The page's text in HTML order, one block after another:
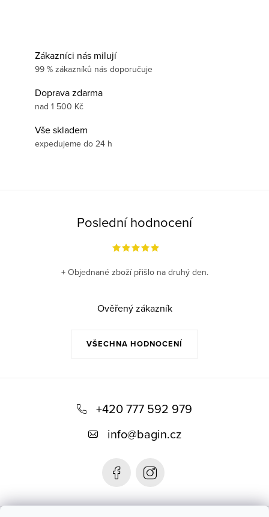
Zákazníci nás milují
99 % zákazníků nás doporučuje
Doprava zdarma
nad 1 500 Kč
Vše skladem
expedujeme do 24 h
Poslední hodnocení
VŠECHNA HODNOCENÍ
+ Objednané zboží přišlo na druhý den.
Ověřený zákazník
+420 777 592 979
info@bagin.cz